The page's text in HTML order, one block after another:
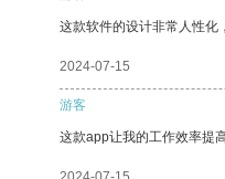
这款软件的设计非常人性化
2024-07-15
游客
这款app让我的工作效率提